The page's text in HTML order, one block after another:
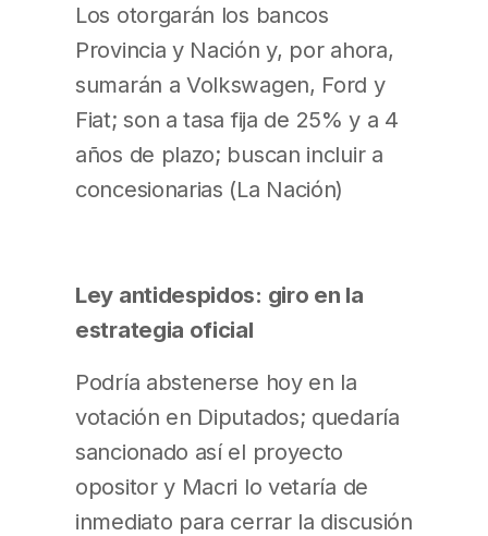
Los otorgarán los bancos
Provincia y Nación y, por ahora,
sumarán a Volkswagen, Ford y
Fiat; son a tasa fija de 25% y a 4
años de plazo; buscan incluir a
concesionarias (La Nación)
Ley antidespidos: giro en la
estrategia oficial
Podría abstenerse hoy en la
votación en Diputados; quedaría
sancionado así el proyecto
opositor y Macri lo vetaría de
inmediato para cerrar la discusión